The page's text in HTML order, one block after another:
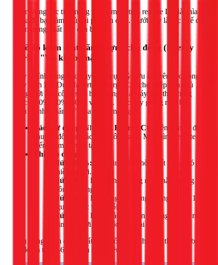
Nắm vững các tính năng thông minh trên remote LG là chìa
khóa để bạn làm chủ chi phí tiền điện. Dưới đây là các chế độ
quan trọng nhất bạn cần biết.
Chế độ kiểm soát năng lượng chủ động (Energy
Ctrl) - "Vũ khí bí mật"
Đây là tính năng độc quyền và cực kỳ hữu ích trên các dòng
máy lạnh LG Dual Inverter. Energy Ctrl cho phép bạn chủ
động giới hạn công suất hoạt động của máy nén theo từng
mức: 100%, 80%, 60%, và 40%. Việc này giống như bạn
điều chỉnh "chân ga" của chiếc máy lạnh.
Cách sử dụng:
Nhấn nút Energy Ctrl
trên remote để
chuyển đổi qua các mức công suất. Màn hình remote sẽ
hiển thị mức hiện tại.
Khi nào dùng:
Mức 100%: Chỉ dùng khi phòng rất nóng, có
nhiều người.
Mức 80%:
Dùng cho những ngày nắng nóng
thông thường.
Mức 60%:
Lý tưởng khi trong phòng chỉ có 1-2
người, hoặc vào buổi tối.
Mức 40%:
Hoàn hảo khi bạn ở trong phòng một
mình và thời tiết không quá oi bức.
Chủ động giảm công suất khi không cần thiết có thể giúp bạn
tiết kiệm từ 20-60% điện năng tiêu thụ.